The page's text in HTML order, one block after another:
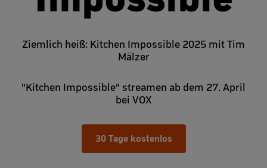
Ziemlich heiß: Kitchen Impossible 2025 mit Tim
Mälzer
"Kitchen Impossible" streamen ab dem 27. April
bei VOX
30 Tage kostenlos